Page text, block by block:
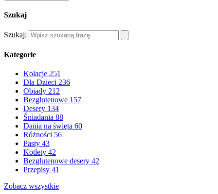
Szukaj
Szukaj:
Kategorie
Kolacje 251
Dla Dzieci 236
Obiady 212
Bezglutenowe 157
Desery 134
Śniadania 88
Dania na święta 60
Różności 56
Pasty 43
Kotlety 42
Bezglutenowe desery 42
Przepisy 41
Zobacz wszystkie